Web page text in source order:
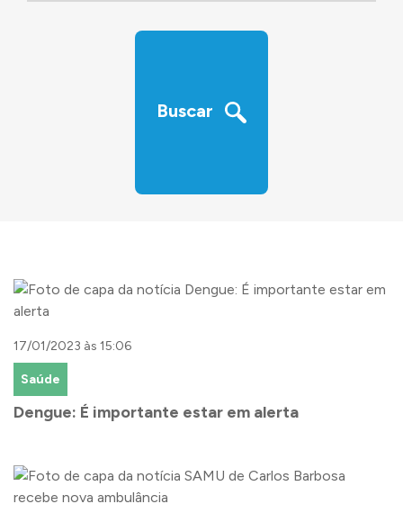
‹›
Buscar
17/01/2023 às 15:06
Saúde
Dengue: É importante estar em alerta